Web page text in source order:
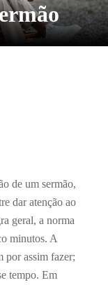
de um sermão,
dar atenção ao
geral, a norma
minutos. A
por assim fazer;
tempo. Em